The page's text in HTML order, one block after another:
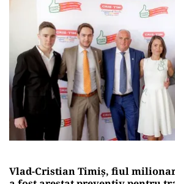
Vlad-Cristian Timiș, fiul